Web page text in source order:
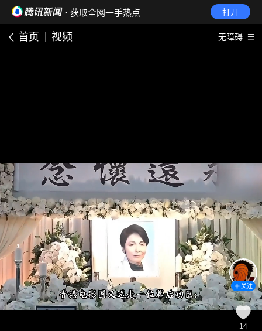
· 获取全网一手热点 打开
首页 视频 无障碍
关注
14